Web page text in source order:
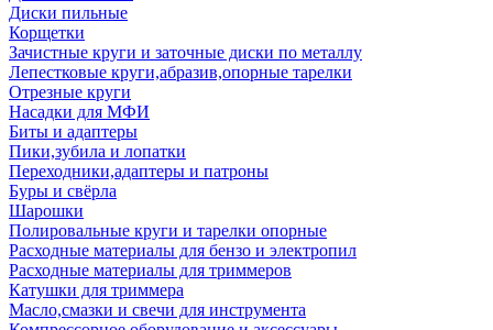
Диски пильные
Корщетки
Зачистные круги и заточные диски по металлу
Лепестковые круги,абразив,опорные тарелки
Отрезные круги
Насадки для МФИ
Биты и адаптеры
Пики,зубила и лопатки
Переходники,адаптеры и патроны
Буры и свёрла
Шарошки
Полировальные круги и тарелки опорные
Расходные материалы для бензо и электропил
Расходные материалы для триммеров
Катушки для триммера
Масло,смазки и свечи для инструмента